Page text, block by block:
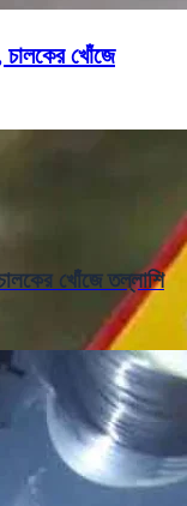
চালকের খোঁজে
খোঁজে তল্লাশি